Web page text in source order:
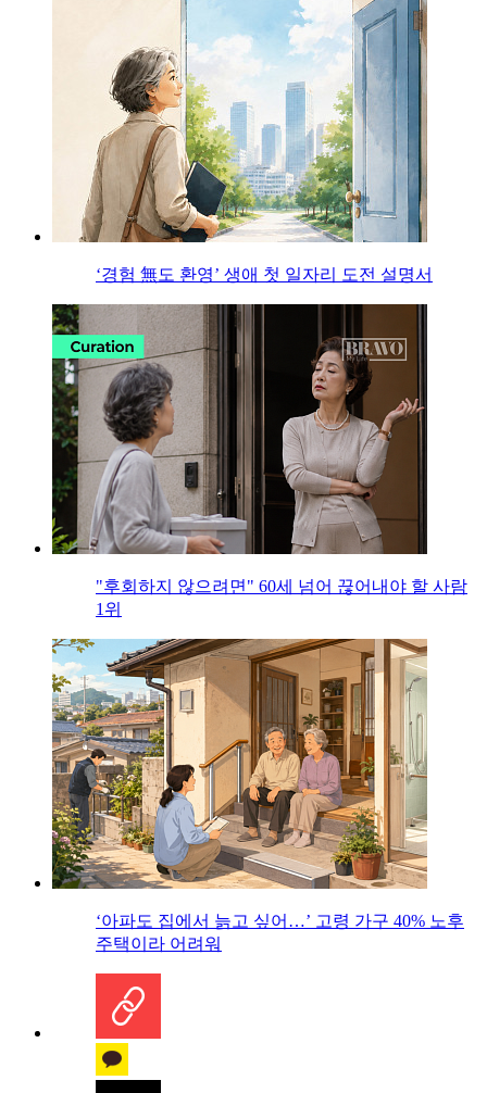
‘경험 無도 환영’ 생애 첫 일자리 도전 설명서
"후회하지 않으려면" 60세 넘어 끊어내야 할 사람
1위
‘아파도 집에서 늙고 싶어…’ 고령 가구 40% 노후
주택이라 어려워